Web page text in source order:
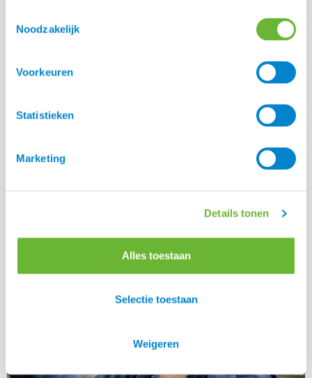
Noodzakelijk
Voorkeuren
Statistieken
Marketing
Details tonen
Alles toestaan
Selectie toestaan
Weigeren